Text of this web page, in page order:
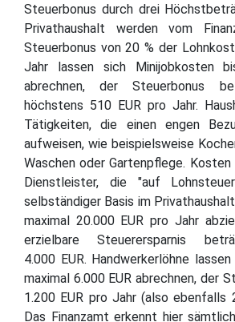
Steuerbonus durch drei
Privathaushalt werden vom
Steuerbonus von 20 % der
Jahr lassen sich Minijobkosten
abrechnen, der Steuerbonus
höchstens 510 EUR pro Jahr.
Tätigkeiten, die einen engen
aufweisen, wie beispielsweise
Waschen oder Gartenpflege.
Dienstleister, die "auf
selbständiger Basis im
maximal 20.000 EUR pro Jahr
erzielbare Steuerersparnis
4.000 EUR. Handwerkerlöhne
maximal 6.000 EUR abrechnen, der
1.200 EUR pro Jahr (also ebenfalls
Das Finanzamt erkennt hier